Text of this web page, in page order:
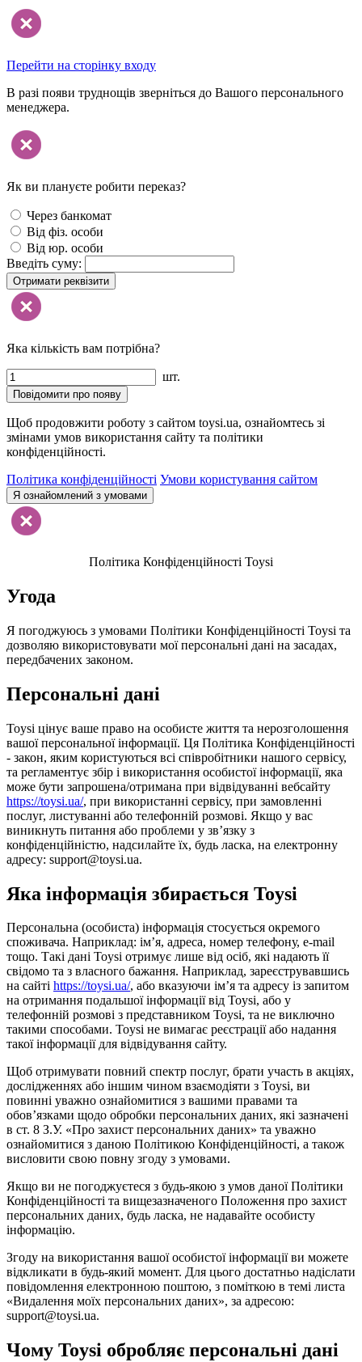
Перейти на сторінку входу
В разі появи труднощів зверніться до Вашого персонального
менеджера.
Як ви плануєте робити переказ?
Через банкомат
Від фіз. особи
Від юр. особи
Введіть суму:
Отримати реквізити
Яка кількість вам потрібна?
шт.
Повідомити про появу
Щоб продовжити роботу з сайтом toysi.ua, ознайомтесь зі
змінами умов використання сайту та політики
конфіденційності.
Політика конфіденційності Умови користування сайтом
Я ознайомлений з умовами
Політика Конфіденційності Toysi
Угода
Я погоджуюсь з умовами Політики Конфіденційності Toysi та
дозволяю використовувати мої персональні дані на засадах,
передбачених законом.
Персональні дані
Toysi цінує ваше право на особисте життя та нерозголошення
вашої персональної інформації. Ця Політика Конфіденційності
- закон, яким користуються всі співробітники нашого сервісу,
та регламентує збір і використання особистої інформації, яка
може бути запрошена/отримана при відвідуванні вебсайту
https://toysi.ua/, при використанні сервісу, при замовленні
послуг, листуванні або телефонній розмові. Якщо у вас
виникнуть питання або проблеми у зв’язку з
конфіденційністю, надсилайте їх, будь ласка, на електронну
адресу: support@toysi.ua.
Яка інформація збирається Toysi
Персональна (особиста) інформація стосується окремого
споживача. Наприклад: ім’я, адреса, номер телефону, e-mail
тощо. Такі дані Toysi отримує лише від осіб, які надають її
свідомо та з власного бажання. Наприклад, зареєструвавшись
на сайті https://toysi.ua/, або вказуючи ім’я та адресу із запитом
на отримання подальшої інформації від Toysi, або у
телефонній розмові з представником Toysi, та не виключно
такими способами. Toysi не вимагає реєстрації або надання
такої інформації для відвідування сайту.
Щоб отримувати повний спектр послуг, брати участь в акціях,
дослідженнях або іншим чином взаємодіяти з Toysi, ви
повинні уважно ознайомитися з вашими правами та
обов’язками щодо обробки персональних даних, які зазначені
в ст. 8 З.У. «Про захист персональних даних» та уважно
ознайомитися з даною Політикою Конфіденційності, а також
висловити свою повну згоду з умовами.
Якщо ви не погоджуєтеся з будь-якою з умов даної Політики
Конфіденційності та вищезазначеного Положення про захист
персональних даних, будь ласка, не надавайте особисту
інформацію.
Згоду на використання вашої особистої інформації ви можете
відкликати в будь-який момент. Для цього достатньо надіслати
повідомлення електронною поштою, з поміткою в темі листа
«Видалення моїх персональних даних», за адресою:
support@toysi.ua.
Чому Toysi обробляє персональні дані